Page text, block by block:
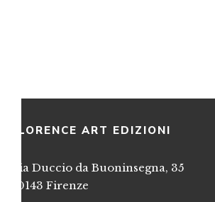
FLORENCE ART EDIZIONI
Via Duccio da Buoninsegna, 35
50143 Firenze